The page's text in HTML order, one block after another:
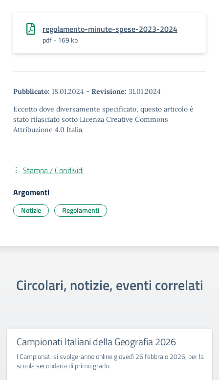
regolamento-minute-spese-2023-2024
pdf - 169 kb
Pubblicato: 18.01.2024 - Revisione: 31.01.2024
Eccetto dove diversamente specificato, questo articolo è
stato rilasciato sotto Licenza Creative Commons
Attribuzione 4.0 Italia.
Stampa / Condividi
Argomenti
Notizie Regolamenti
Circolari, notizie, eventi correlati
Campionati Italiani della Geografia 2026
I Campionati si svolgeranno online giovedì 26 febbraio 2026, per la
scuola secondaria di primo grado.